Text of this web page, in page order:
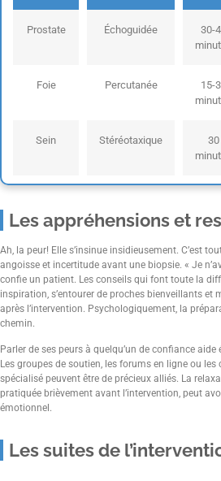
Prostate Échoguidée
30-
Foie Percutanée
15-
Sein Stéréotaxique
30
Les appréhensions et
Ah, la peur! Elle s’insinue insidieusement. C’est
angoisse et incertitude avant une biopsie. « Je
confie un patient. Les conseils qui font toute la
inspiration, s’entourer de proches bienveillants et
après l’intervention. Psychologiquement, la
chemin.
Parler de ses peurs à quelqu’un de confiance
Les groupes de soutien, les forums en ligne ou les
spécialisé peuvent être de précieux alliés. La
pratiquée brièvement avant l’intervention, peut
émotionnel.
Les suites de